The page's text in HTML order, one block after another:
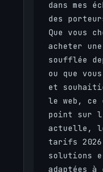
dans mes
des
Que vous
acheter
soufflée
ou que
et
le web,
point sur
actuelle,
tarifs
solutions e-
adaptées à